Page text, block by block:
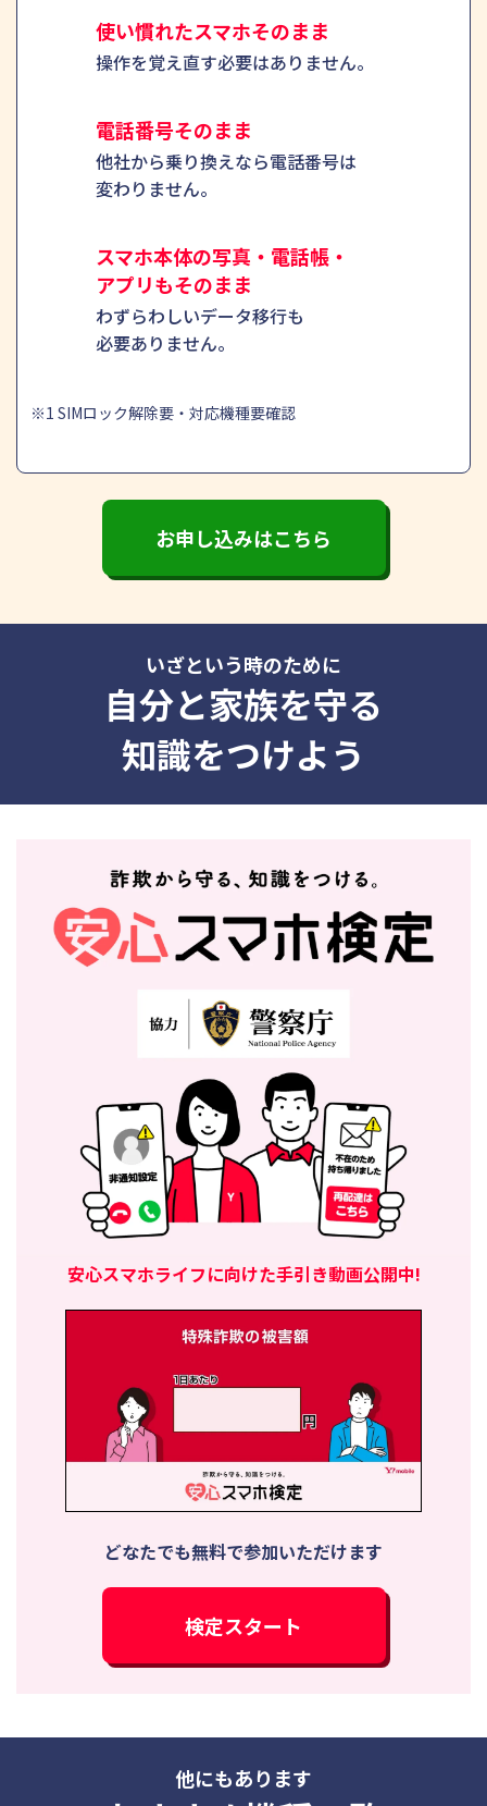
使い慣れたスマホそのまま
操作を覚え直す必要はありません。
電話番号そのまま
他社から乗り換えなら電話番号は
変わりません。
スマホ本体の写真・ 電話帳・
アプリもそのまま
わずらわしいデータ移行も
必要ありません。
※1 SIMロック解除要・対応機種要確認
お申し込みはこちら
いざという時のために
自分と家族を守る
知識をつけよう
安心スマホライフに向けた手引き動画公開中!
どなたでも無料で参加いただけます
検定スタート
他にもあります